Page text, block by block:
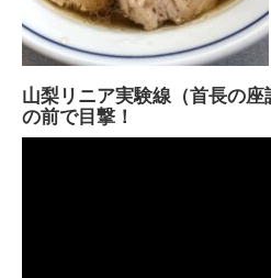
山梨リニア実験線（首長の
の前で目撃！